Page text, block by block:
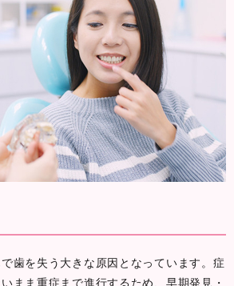
歯を失う大きな原因となっています。症
まま重症まで進行するため、早期発見・